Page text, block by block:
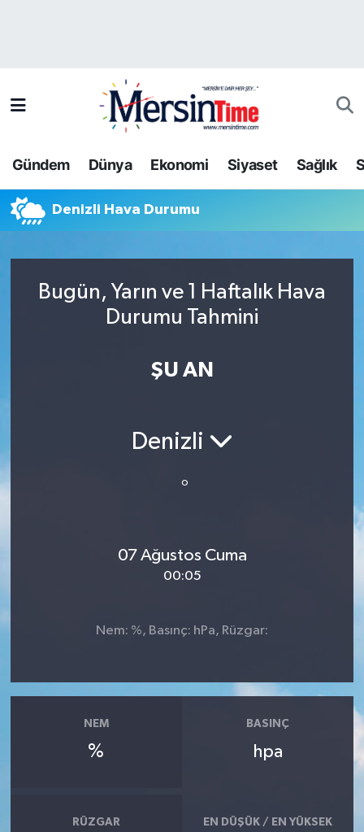
Gündem Dünya Ekonomi Siyaset Sağlık
Denizli Hava Durumu
Bugün, Yarın ve 1 Haftalık Hava
Durumu Tahmini
ŞU AN
Denizli
°
07 Ağustos Cuma
00:05
Nem: %, Basınç: hPa, Rüzgar:
NEM
%
BASINÇ
hpa
RÜZGAR EN DÜŞÜK / EN YÜKSEK
Bilim-Teknoloji
Dünya
Trafik Durumu
Tüm Manşetler